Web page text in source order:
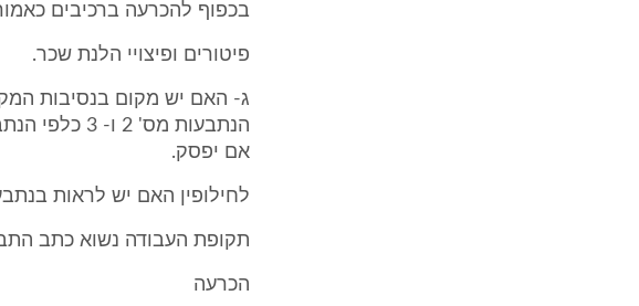
בכפוף להכרעה ברכיבים
פיטורים ופיצויי הלנת שכר.
ג- האם יש מקום בנסיבות
אם יפסק.
לחילופין האם יש לראות בנתבע מס' 1 מעבידו האמיתי של
תקופת העבודה נשוא כתב
הכרעה